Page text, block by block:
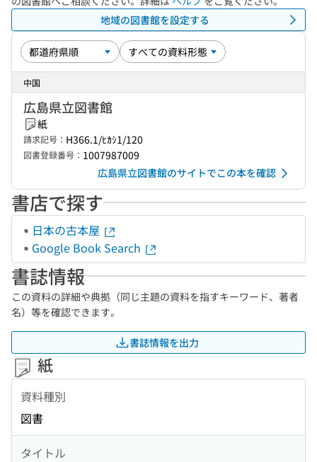
地域の図書館を設定する
中国
広島県立図書館
紙
請求記号： H366.1/ﾋｶｼ1/120
図書登録番号： 1007987009
広島県立図書館のサイトでこの本を確認
書店で探す
日本の古本屋
Google Book Search
書誌情報
この資料の詳細や典拠（同じ主題の資料を指すキーワード、著者
名）等を確認できます。
書誌情報を出力
紙
資料種別
図書
タイトル